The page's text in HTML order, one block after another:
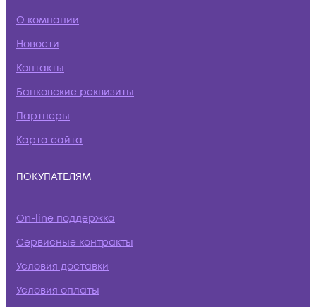
О компании
Новости
Контакты
Банковские реквизиты
Партнеры
Карта сайта
ПОКУПАТЕЛЯМ
On-line поддержка
Сервисные контракты
Условия доставки
Условия оплаты